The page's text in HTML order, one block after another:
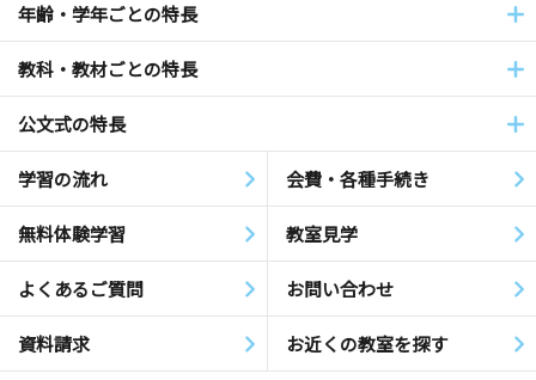
年齢・学年ごとの特長
教科・教材ごとの特長
公文式の特長
学習の流れ 会費・各種手続き
無料体験学習 教室見学
よくあるご質問 お問い合わせ
資料請求 お近くの教室を探す